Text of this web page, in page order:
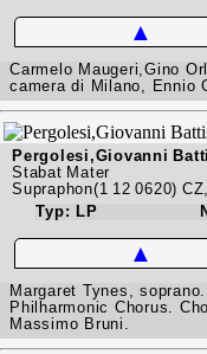
▲
Carmelo Maugeri,Gino
camera di Milano, Ennio
Pergolesi,Giovanni
Stabat Mater
Supraphon(1 12 0620)
Typ: LP
▲
Margaret Tynes,
Philharmonic Chorus.
Massimo Bruni.